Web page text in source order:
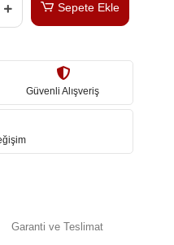
Sepete Ekle
Güvenli Alışveriş
Garanti ve Teslimat